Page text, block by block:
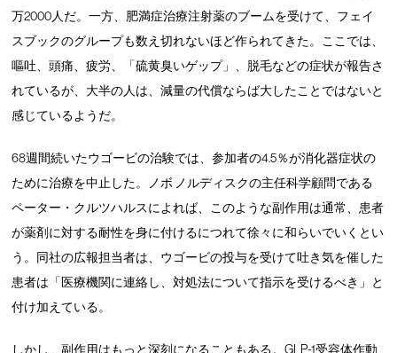
万2000人だ。一方、肥満症治療注射薬のブームを受けて、フェイ
スブックのグループも数え切れないほど作られてきた。ここでは、
嘔吐、頭痛、疲労、「硫黄臭いゲップ」、脱毛などの症状が報告さ
れているが、大半の人は、減量の代償ならば大したことではないと
感じているようだ。
68週間続いたウゴービの治験では、参加者の4.5％が消化器症状の
ために治療を中止した。ノボ ノルディスクの主任科学顧問である
ペーター・クルツハルスによれば、このような副作用は通常、患者
が薬剤に対する耐性を身に付けるにつれて徐々に和らいでいくとい
う。同社の広報担当者は、ウゴービの投与を受けて吐き気を催した
患者は「医療機関に連絡し、対処法について指示を受けるべき」と
付け加えている。
しかし、副作用はもっと深刻になることもある。GLP-1受容体作動